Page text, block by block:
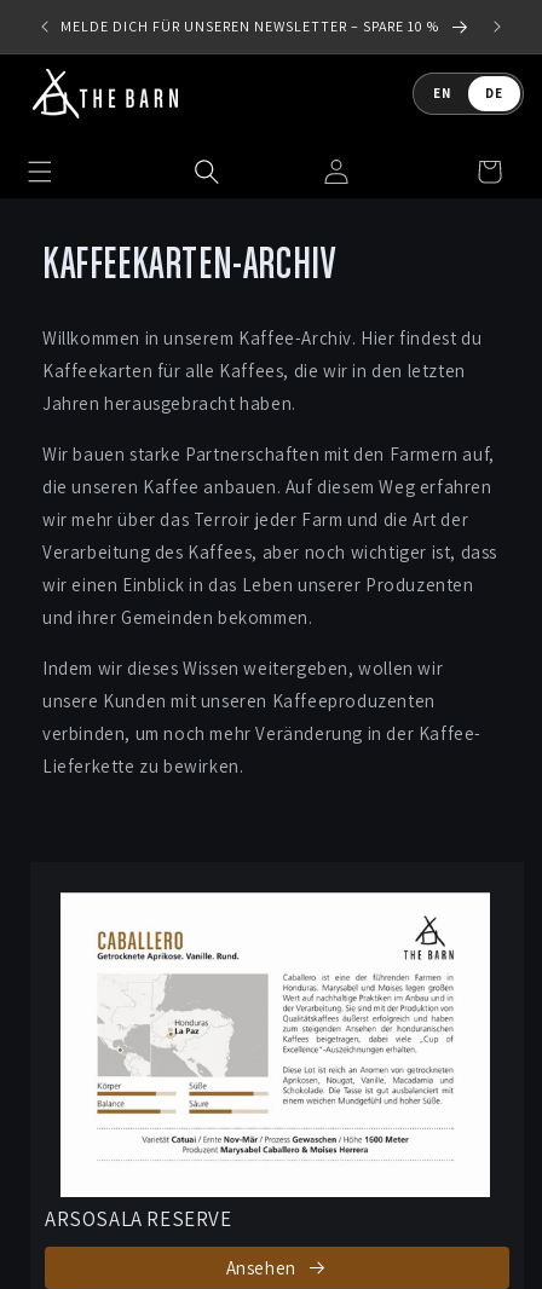
zumMELDE DICH FÜR UNSEREN NEWSLETTER – SPARE 10 %
Sprache
EN DE
Einloggen Warenkorb
KAFFEEKARTEN-ARCHIV
Willkommen in unserem Kaffee-Archiv. Hier findest du
Kaffeekarten für alle Kaffees, die wir in den letzten
Jahren herausgebracht haben.
Wir bauen starke Partnerschaften mit den Farmern auf,
die unseren Kaffee anbauen. Auf diesem Weg erfahren
wir mehr über das Terroir jeder Farm und die Art der
Verarbeitung des Kaffees, aber noch wichtiger ist, dass
wir einen Einblick in das Leben unserer Produzenten
und ihrer Gemeinden bekommen.
Indem wir dieses Wissen weitergeben, wollen wir
unsere Kunden mit unseren Kaffeeproduzenten
verbinden, um noch mehr Veränderung in der Kaffee-
Lieferkette zu bewirken.
ARSOSALA RESERVE
Ansehen